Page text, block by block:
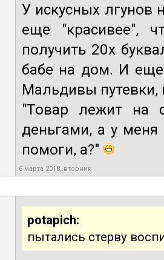
У искусных лгунов
еще "красивее",
получить 20x
бабе на дом. И
Мальдивы путевки,
"Товар лежит на
деньгами, а у меня
помоги, а?"
6 марта 2018, вторник
potapich:
пытались стерву